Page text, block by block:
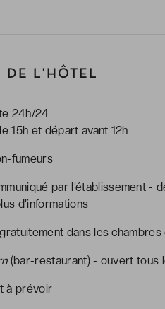
DE L'HÔTEL
24h/24
15h et départ avant 12h
fumeurs
par l’établissement
d'informations
dans les
(bar-restaurant) - ouvert tous
à prévoir